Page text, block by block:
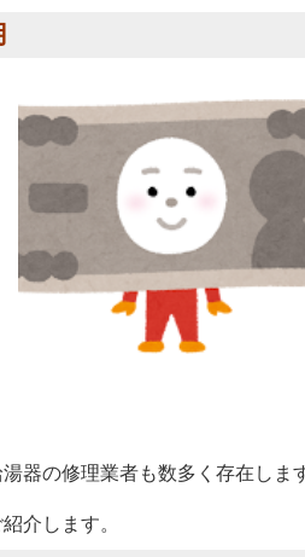
器の修理業者も数多く存在しま
介します。